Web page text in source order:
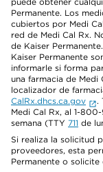
Permanente. Los
cubiertos por Medi
red de Medi Cal Rx.
de Kaiser
Kaiser Permanente
informarle si forma
una farmacia de Medi
localizador de
CalRx.dhcs.ca.gov
.
Medi Cal Rx, al 1-
semana (TTY 711 de
Si realiza la solicitud
proveedores, esta
Permanente o solicite